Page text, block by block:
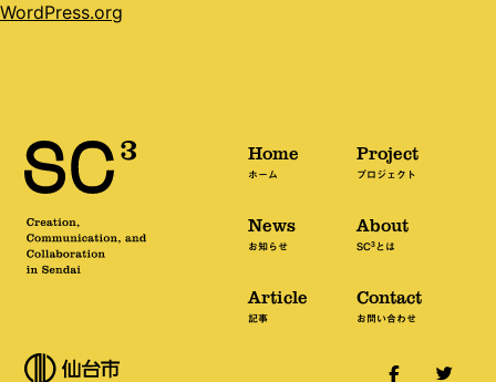
WordPress.org
Home
ホーム
News
お知らせ
Article
記事
Project
プロジェクト
About
SC3とは
Contact
お問い合わせ